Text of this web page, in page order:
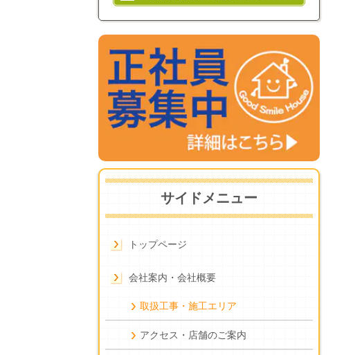
サイドメニュー
トップページ
会社案内・会社概要
取扱工事・施工エリア
アクセス・店舗のご案内